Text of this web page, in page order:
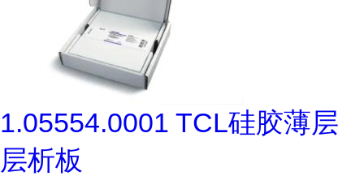
1.05554.0001 TCL硅胶薄层
层析板